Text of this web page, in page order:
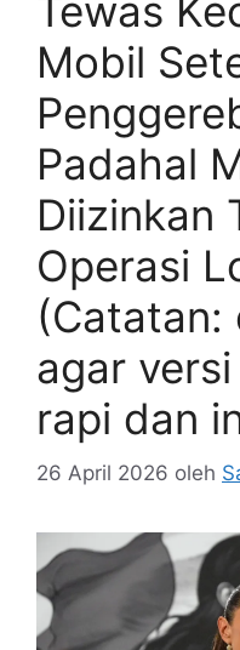
Tewas
Mobil
Padahal
Diizinkan
Operasi
(Catatan:
agar
rapi dan
26 April 2026 oleh